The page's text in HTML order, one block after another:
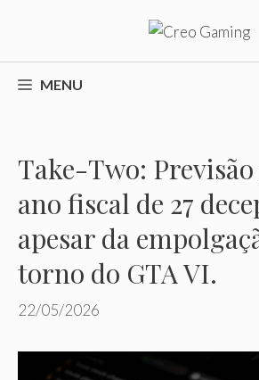
o
conteúdoMENU
Take-Two:
ano fiscal de 27
apesar da
torno do GTA VI.
22/05/2026